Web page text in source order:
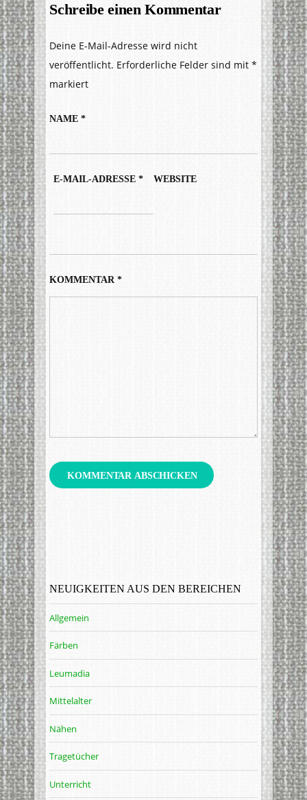
Schreibe einen Kommentar
Deine E-Mail-Adresse wird nicht
veröffentlicht. Erforderliche Felder sind mit*
markiert
NAME*
E-MAIL-ADRESSE* WEBSITE
KOMMENTAR*
NEUIGKEITEN AUS DEN BEREICHEN
Allgemein
Färben
Leumadia
Mittelalter
Nähen
Tragetücher
Unterricht